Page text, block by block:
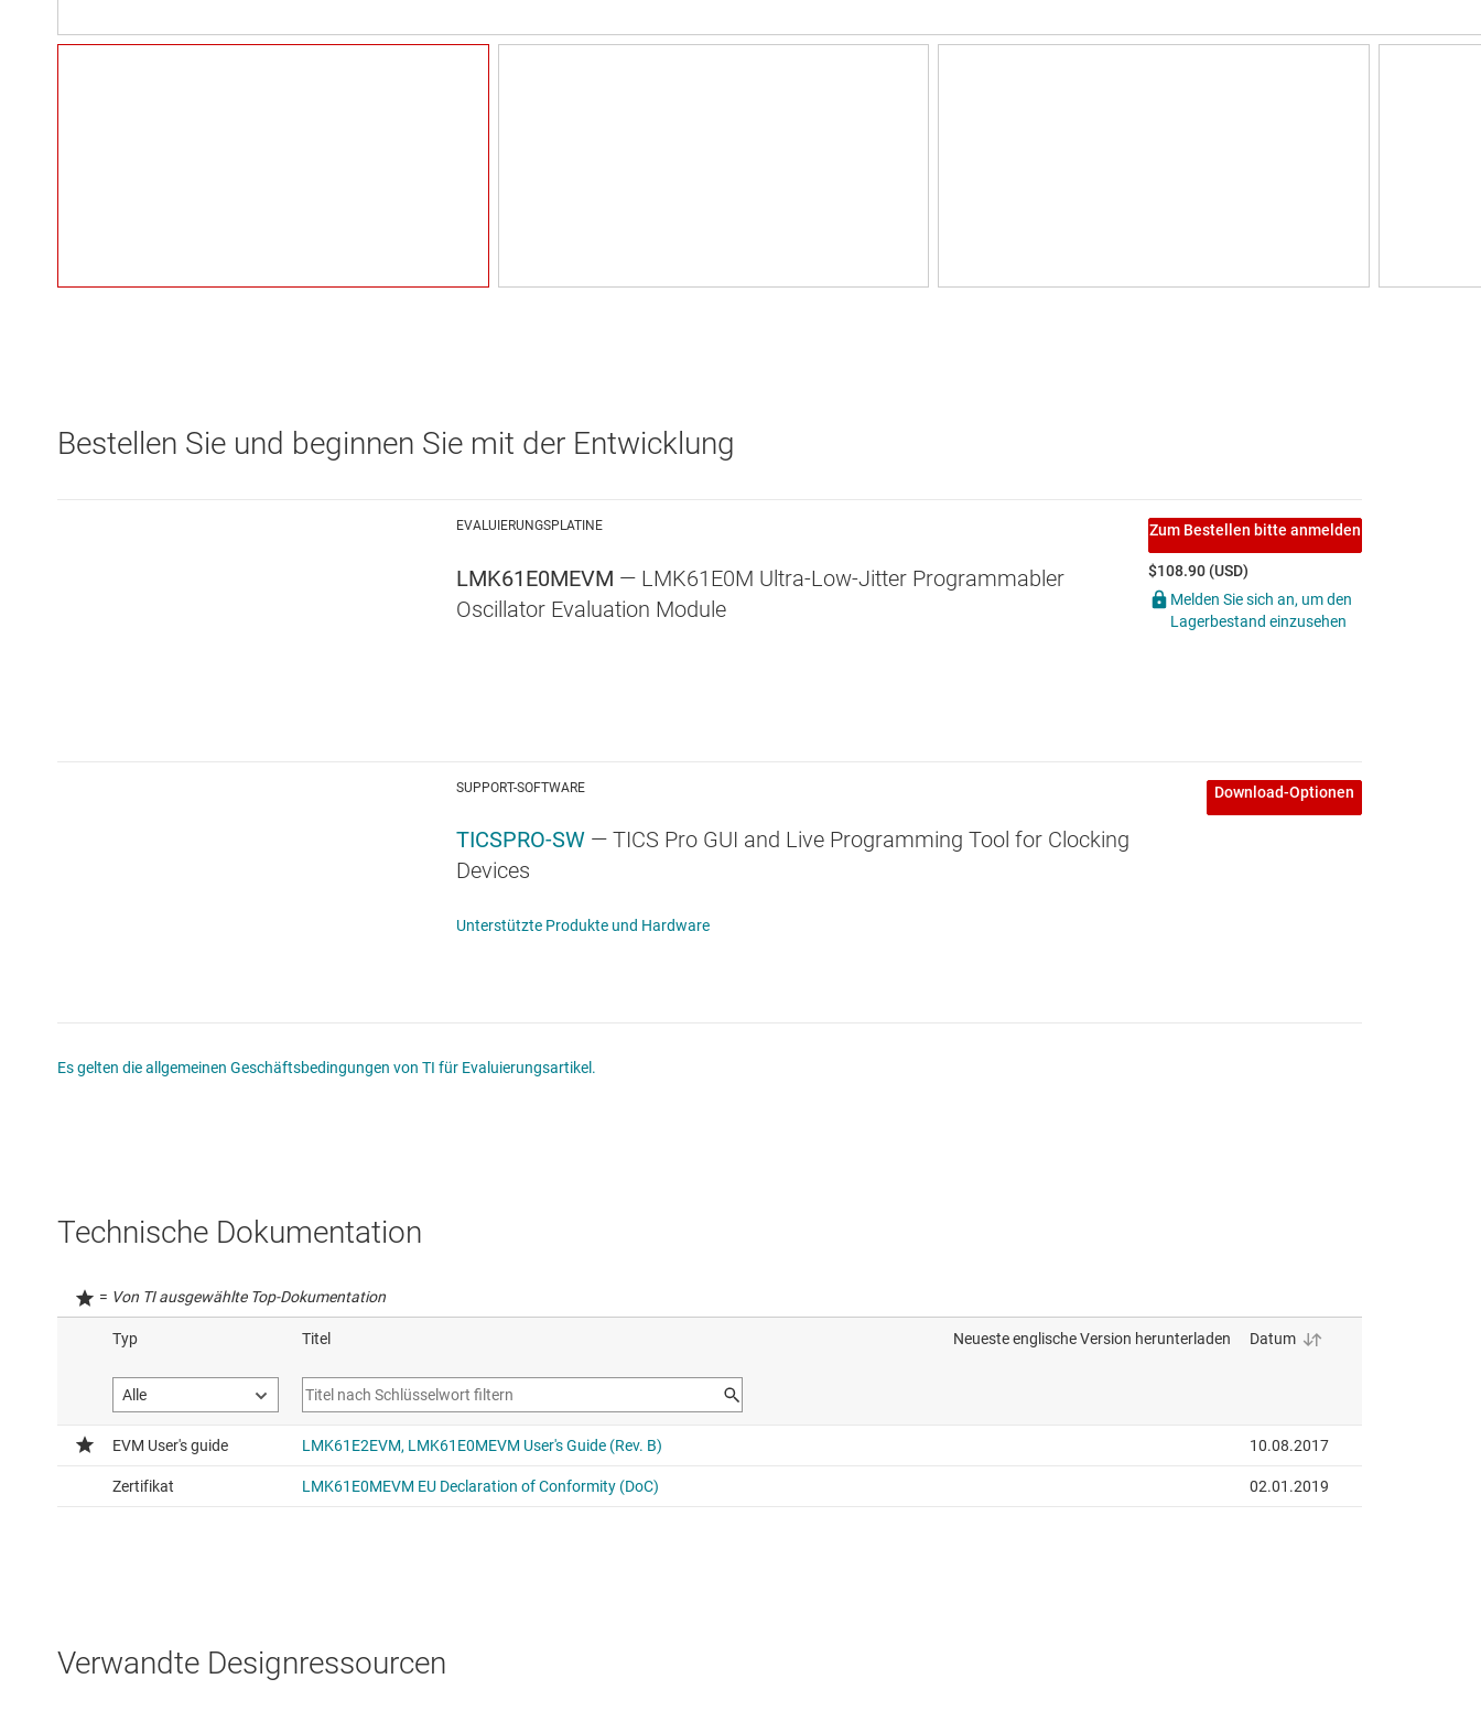
Bestellen Sie und beginnen Sie mit der Entwicklung
EVALUIERUNGSPLATINE
LMK61E0MEVM — LMK61E0M Ultra-Low-Jitter Programmabler
Oscillator Evaluation Module
Zum Bestellen bitte anmelden
$108.90 (USD)
Melden Sie sich an, um den
Lagerbestand einzusehen
SUPPORT-SOFTWARE
TICSPRO-SW — TICS Pro GUI and Live Programming Tool for Clocking
Devices
Unterstützte Produkte und Hardware
Download-Optionen
Es gelten die allgemeinen Geschäftsbedingungen von TI für Evaluierungsartikel.
Technische Dokumentation
= Von TI ausgewählte Top-Dokumentation
Verwandte Designressourcen